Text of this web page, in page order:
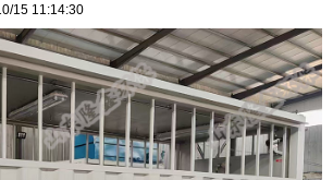
15 11:14:30